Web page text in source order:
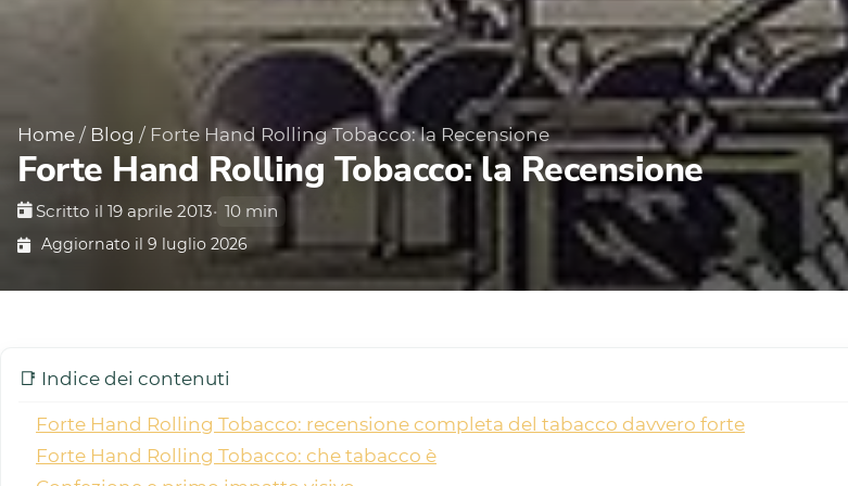
Home / Blog / Forte Hand Rolling Tobacco: la Recensione
Forte Hand Rolling Tobacco: la Recensione
Scritto il 19 aprile 2013• 10 min
Aggiornato il 9 luglio 2026
📑 Indice dei contenuti
Forte Hand Rolling Tobacco: recensione completa del tabacco davvero forte
Forte Hand Rolling Tobacco: che tabacco è